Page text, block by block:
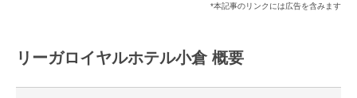
*本記事のリンクには広告を含みます
リーガロイヤルホテル小倉 概要